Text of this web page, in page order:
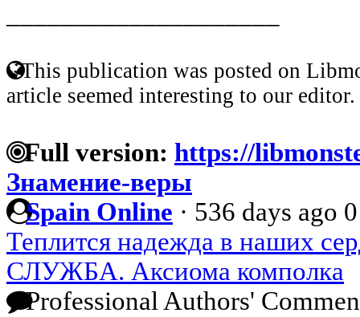
This publication was posted on
article seemed interesting to our editor.
Full version: https://
Знамение-веры
Spain Online · 536 days ago 0
Теплится надежда в наших
СЛУЖБА. Аксиома комполка
Professional Authors'